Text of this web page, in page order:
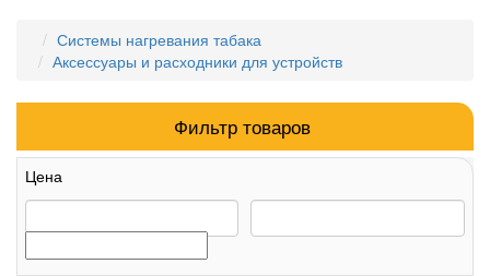
Системы нагревания табака
Аксессуары и расходники для устройств
Фильтр товаров
Цена